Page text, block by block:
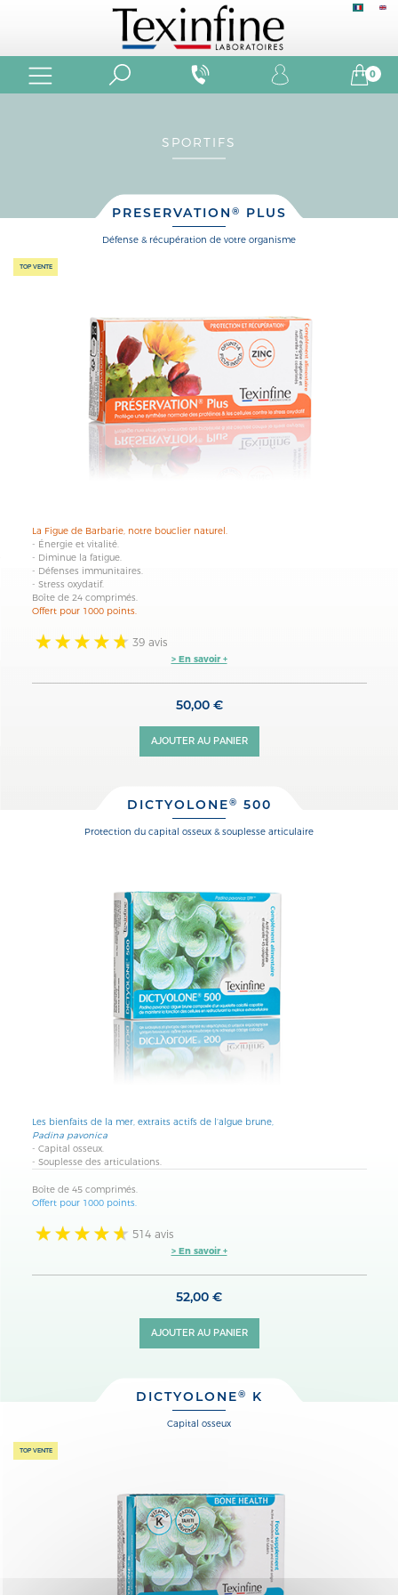
0
SPORTIFS
PRESERVATION ® PLUS
défense & récupération de votre organisme
TOP VENTE
La Figue de Barbarie, notre bouclier naturel.
- Énergie et vitalité.
- Diminue la fatigue.
- Défenses immunitaires.
- Stress oxydatif.
Boîte de 24 comprimés.
Offert pour 1000 points.
39 avis
> En savoir +
50,00 €
AJOUTER AU PANIER
DICTYOLONE® 500
protection du capital osseux & souplesse articulaire
Les bienfaits de la mer, extraits actifs de l’algue brune,
Padina pavonica
- Capital osseux.
- Souplesse des articulations.
Boîte de 45 comprimés.
Offert pour 1000 points.
514 avis
> En savoir +
52,00 €
AJOUTER AU PANIER
DICTYOLONE® K
capital osseux
TOP VENTE